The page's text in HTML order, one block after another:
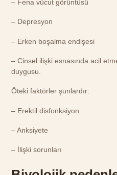
– Fena vücut görüntüsü
– Depresyon
– Erken boşalma endişesi
– Cinsel ilişki esnasında acil
duygusu.
Öteki faktörler şunlardır:
– Erektil disfonksiyon
– Anksiyete
– İlişki sorunları